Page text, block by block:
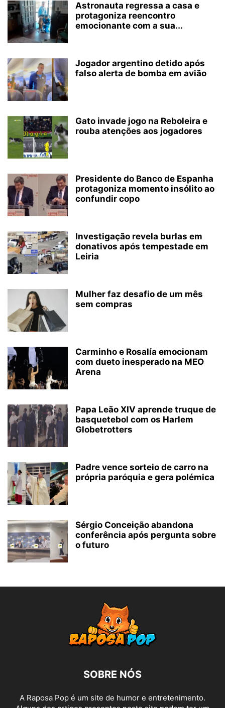
Astronauta regressa a casa e
protagoniza reencontro
emocionante com a sua...
Jogador argentino detido após
falso alerta de bomba em avião
Gato invade jogo na Reboleira e
rouba atenções aos jogadores
Presidente do Banco de Espanha
protagoniza momento insólito ao
confundir copo
Investigação revela burlas em
donativos após tempestade em
Leiria
Mulher faz desafio de um mês
sem compras
Carminho e Rosalía emocionam
com dueto inesperado na MEO
Arena
Papa Leão XIV aprende truque de
basquetebol com os Harlem
Globetrotters
Padre vence sorteio de carro na
própria paróquia e gera polémica
Sérgio Conceição abandona
conferência após pergunta sobre
o futuro
SOBRE NÓS
A Raposa Pop é um site de humor e entretenimento.